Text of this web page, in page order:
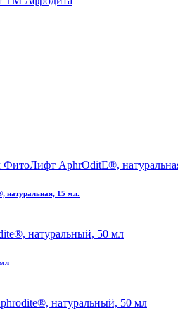
натуральная, 15 мл.